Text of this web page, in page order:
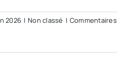
2026 | Non classé | Commentaires